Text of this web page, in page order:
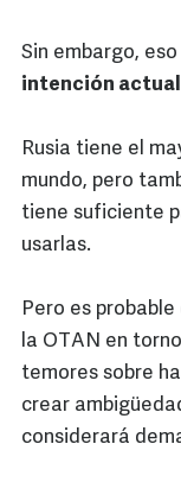
Sin embargo, eso
intención
Rusia tiene el
mundo, pero
tiene suficiente
usarlas.
Pero es
la OTAN en
temores sobre
crear
considerará